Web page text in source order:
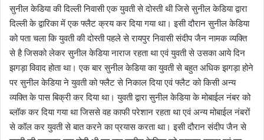
सुनील केडिया की दिल्ली निवासी एक युवती से दोस्ती थी जिसे सुनील केडिया द्वारा
दिल्ली के द्वारिका में एक फ्लैट क्रय कर दिया गया था। इसी दौरान सुनील केडिया
को पता चला कि युवती की दोस्ती पहले से रायपुर निवासी संदीप जैन नामक व्यक्ति
से है जिसको लेकर सुनील केडिया नाराज रहता था एवं युवती से उसका आये दिन
झगड़ा विवाद होता था। एक बार सुनील केडिया का युवती से बहुत अधिक झगड़ा होने
पर सुनील केडिया ने युवती को फ्लैट से निकाल दिया एवं फ्लैट को किसी अन्य
व्यक्ति के पास बिक्री कर दिया था। युवती द्वारा सुनील केडिया के मोबाईल नंबर को
ब्लॉक कर दिया गया था जिससे वह काफी परेशान रहता था एवं अन्य मोबाईल नंबरों
से कॉल कर युवती से बात करने का प्रयास करता था। इसी दौरान संदीप जैन से